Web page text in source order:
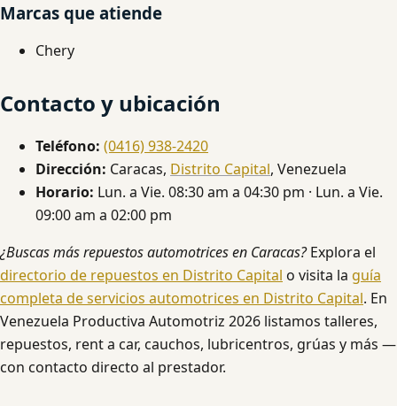
Marcas que atiende
Chery
Contacto y ubicación
Teléfono: (0416) 938-2420
Dirección: Caracas, Distrito Capital, Venezuela
Horario: Lun. a Vie. 08:30 am a 04:30 pm · Lun. a Vie.
09:00 am a 02:00 pm
¿Buscas más repuestos automotrices en Caracas?Explora el
directorio de repuestos en Distrito Capital o visita la guía
completa de servicios automotrices en Distrito Capital. En
Venezuela Productiva Automotriz 2026 listamos talleres,
repuestos, rent a car, cauchos, lubricentros, grúas y más —
con contacto directo al prestador.